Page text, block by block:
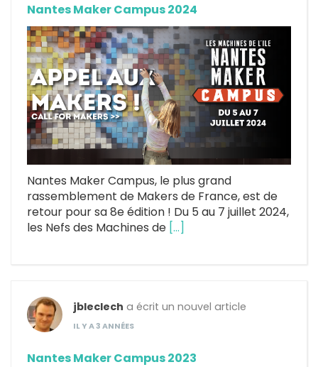
Nantes Maker Campus 2024
Nantes Maker Campus, le plus grand
rassemblement de Makers de France, est de
retour pour sa 8e édition ! Du 5 au 7 juillet 2024,
les Nefs des Machines de […]
jbleclech a écrit un nouvel article
IL Y A 3 ANNÉES
Nantes Maker Campus 2023